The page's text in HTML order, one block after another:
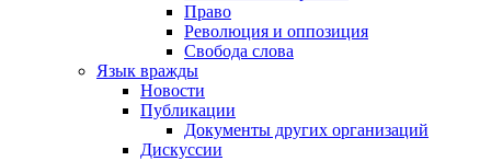
Право
Революция и оппозиция
Свобода слова
Язык вражды
Новости
Публикации
Документы других организаций
Дискуссии